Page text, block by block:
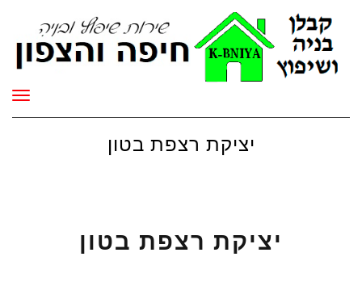
יציקת רצפת בטון
יציקת רצפת בטון